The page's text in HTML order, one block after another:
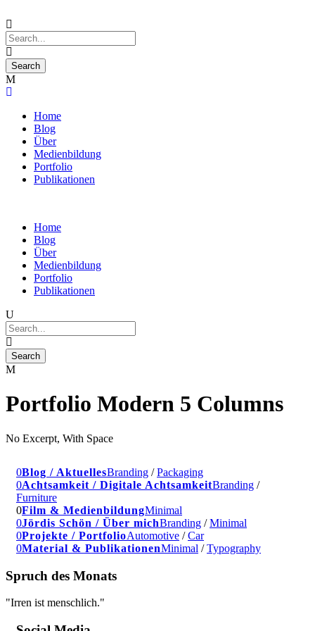
Home
Blog
Über
Medienbildung
Portfolio
Publikationen
Home
Blog
Über
Medienbildung
Portfolio
Publikationen
Portfolio Modern 5 Columns
No Excerpt, With Space
Blog / AktuellesBranding / Packaging
Achtsamkeit / Digitale AchtsamkeitBranding /
Furniture
Film & MedienbildungMinimal
Jördis Schön / Über michBranding / Minimal
Projekte / PortfolioAutomotive / Car
Material & PublikationenMinimal / Typography
Spruch des Monats
"Irren ist menschlich."